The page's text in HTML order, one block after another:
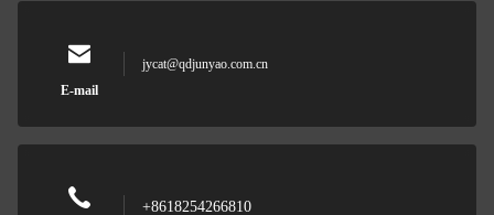
E-mail
jycat@qdjunyao.com.cn
+8618254266810